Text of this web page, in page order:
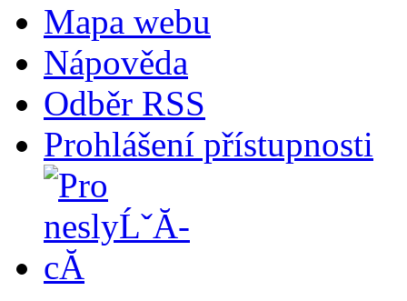
Mapa webu
Nápověda
Odběr RSS
Prohlášení přístupnosti